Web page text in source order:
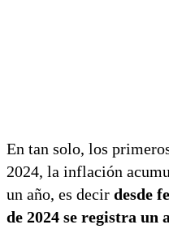
En tan solo, los
2024, la inflación
un año, es decir desde
de 2024 se registra un